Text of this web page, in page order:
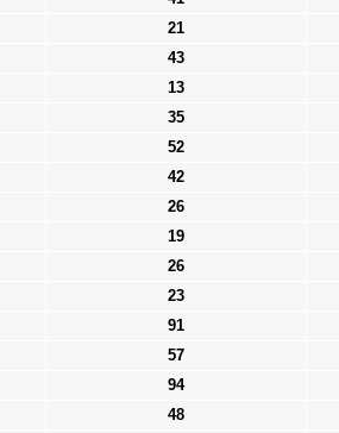
21
43
13
35
52
42
26
19
26
23
91
57
94
48